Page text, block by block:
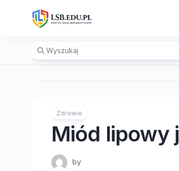
Zdrowie
Miód lipowy
by